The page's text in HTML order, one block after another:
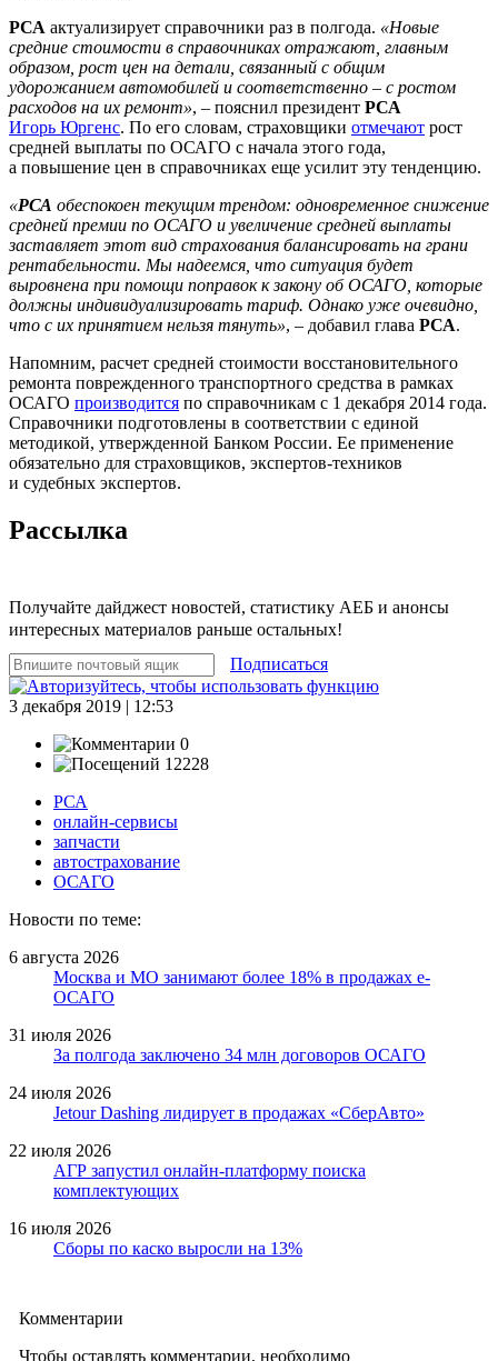
РСА актуализирует справочники раз в полгода. «Новые
средние стоимости в справочниках отражают, главным
образом, рост цен на детали, связанный с общим
удорожанием автомобилей и соответственно – с ростом
расходов на их ремонт», – пояснил президент РСА
Игорь Юргенс. По его словам, страховщики отмечают рост
средней выплаты по ОСАГО с начала этого года,
а повышение цен в справочниках еще усилит эту тенденцию.
«РСА обеспокоен текущим трендом: одновременное снижение
средней премии по ОСАГО и увеличение средней выплаты
заставляет этот вид страхования балансировать на грани
рентабельности. Мы надеемся, что ситуация будет
выровнена при помощи поправок к закону об ОСАГО, которые
должны индивидуализировать тариф. Однако уже очевидно,
что с их принятием нельзя тянуть», – добавил глава РСА.
Напомним, расчет средней стоимости восстановительного
ремонта поврежденного транспортного средства в рамках
ОСАГО производится по справочникам с 1 декабря 2014 года.
Справочники подготовлены в соответствии с единой
методикой, утвержденной Банком России. Ее применение
обязательно для страховщиков, экспертов-техников
и судебных экспертов.
Рассылка
Получайте дайджест новостей, статистику АЕБ и анонсы
интересных материалов раньше остальных!
Подписаться
3 декабря 2019 | 12:53
0
12228
РСА
онлайн-сервисы
запчасти
автострахование
ОСАГО
Новости по теме:
6 августа 2026
Москва и МО занимают более 18% в продажах е-
ОСАГО
31 июля 2026
За полгода заключено 34 млн договоров ОСАГО
24 июля 2026
Jetour Dashing лидирует в продажах «СберАвто»
22 июля 2026
АГР запустил онлайн-платформу поиска
комплектующих
16 июля 2026
Сборы по каско выросли на 13%
Комментарии
Чтобы оставлять комментарии, необходимо